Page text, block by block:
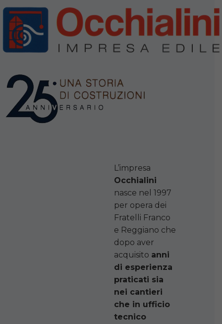
L’impresa
Occhialini
nasce nel 1997
per opera dei
Fratelli Franco
e Reggiano che
dopo aver
acquisito anni
di esperienza
praticati sia
nei cantieri
che in ufficio
tecnico